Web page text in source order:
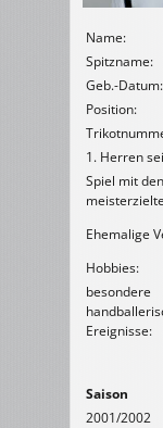
Name:
Spitzname:
Geb.-Datum:
Position:
1. Herren
Spiel mit den
Ehemalige
Hobbies:
besondere
Ereignisse:
Saison
2001/2002